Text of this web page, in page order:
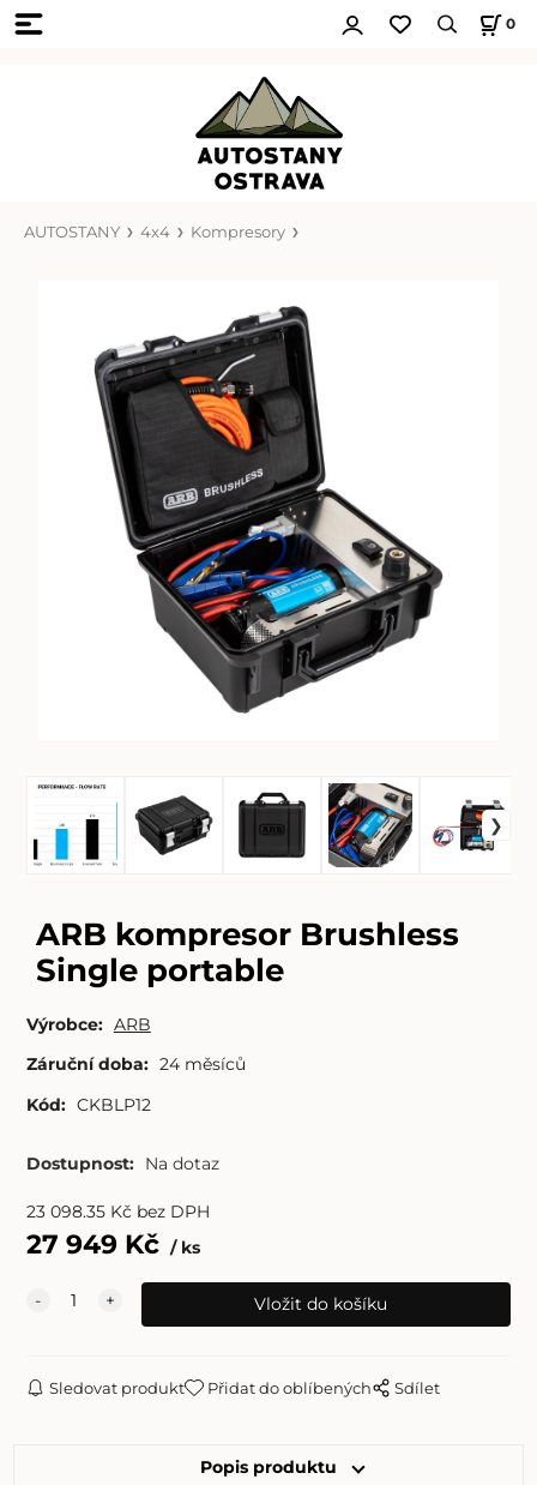
0
AUTOSTANY 4x4 Kompresory
ARB kompresor Brushless
Single portable
Výrobce: ARB
Záruční doba: 24 měsíců
Kód: CKBLP12
Dostupnost: Na dotaz
23 098.35Kč bez DPH
27 949Kč ks
Sledovat produkt Přidat do oblíbených Sdílet
Popis produktu